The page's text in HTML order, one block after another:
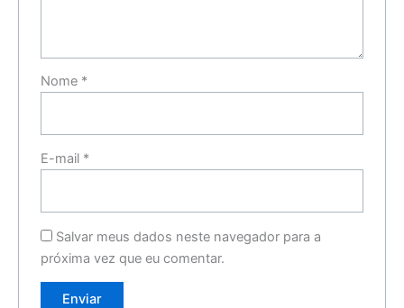
Nome *
E-mail *
Salvar meus dados neste navegador para a
próxima vez que eu comentar.